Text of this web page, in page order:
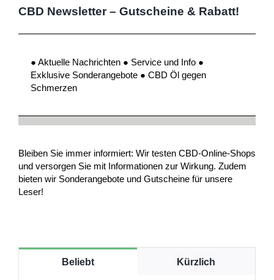
CBD Newsletter – Gutscheine & Rabatt!
● Aktuelle Nachrichten ● Service und Info ●
Exklusive Sonderangebote ● CBD Öl gegen
Schmerzen
Bleiben Sie immer informiert: Wir testen CBD-Online-Shops
und versorgen Sie mit Informationen zur Wirkung. Zudem
bieten wir Sonderangebote und Gutscheine für unsere
Leser!
Beliebt Kürzlich